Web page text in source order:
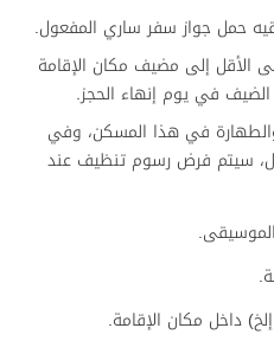
حمل جواز سفر ساري المفعول.
الأقل إلى مضيف مكان الإقامة
في يوم إنهاء الحجز.
في هذا المسكن، وفي
سيتم فرض رسوم تنظيف عند
داخل مكان الإقامة.